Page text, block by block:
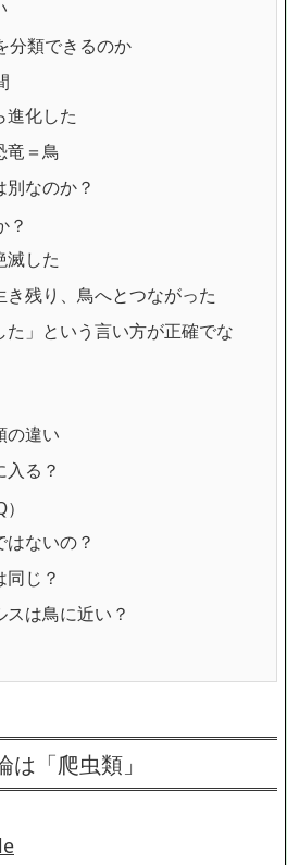
分類できるのか
進化した
竜＝鳥
なのか？
？
滅した
き残り、鳥へとつながった
た」という言い方が正確でな
の違い
る？
ないの？
じ？
は鳥に近い？
「爬虫類」